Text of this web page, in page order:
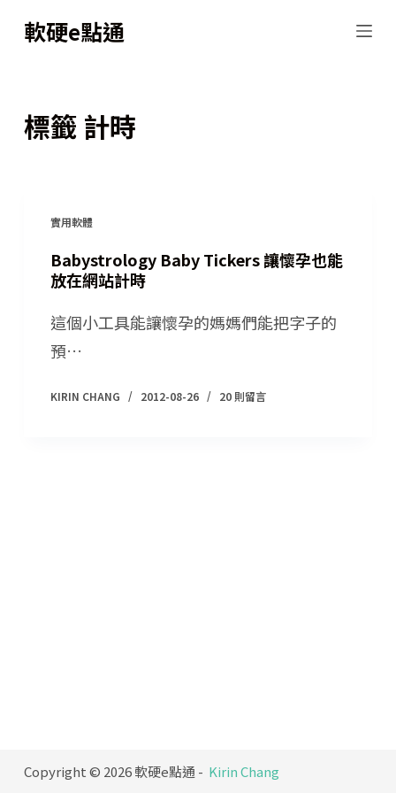
跳
內
軟硬e點通
標籤計時
實用軟體
Babystrology Baby Tickers 讓懷孕也能
放在網站計時
這個小工具能讓懷孕的媽媽們能把字子的
預…
KIRIN CHANG 2012-08-26 20 則留言
Copyright © 2026 軟硬e點通 - Kirin Chang